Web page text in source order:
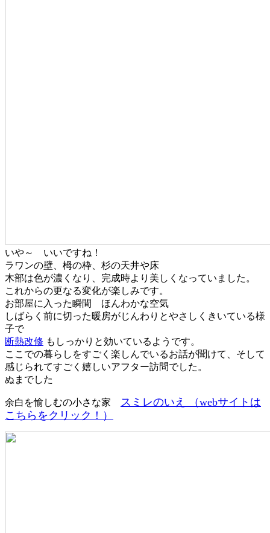
いや～ いいですね！
ラワンの壁、栂の枠、杉の天井や床
木部は色が濃くなり、完成時より美しくなっていました。
これからの更なる変化が楽しみです。
お部屋に入った瞬間 ほんわかな空気
しばらく前に切った暖房がじんわりとやさしくきいている様
子で
断熱改修 もしっかりと効いているようです。
ここでの暮らしをすごく楽しんでいるお話が聞けて、そして
感じられてすごく嬉しいアフター訪問でした。
ぬまでした
余白を愉しむの小さな家
スミレのいえ （webサイトは
こちらをクリック！）